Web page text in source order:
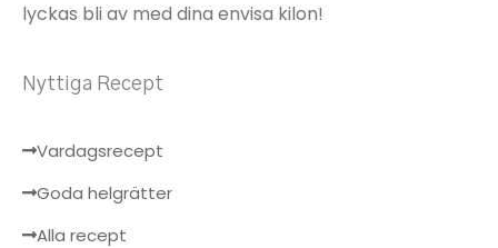
lyckas bli av med dina envisa kilon!
Nyttiga Recept
Vardagsrecept
Goda helgrätter
Alla recept